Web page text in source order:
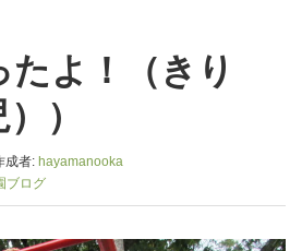
よ！（きり
）
成者: hayamanooka
ブログ